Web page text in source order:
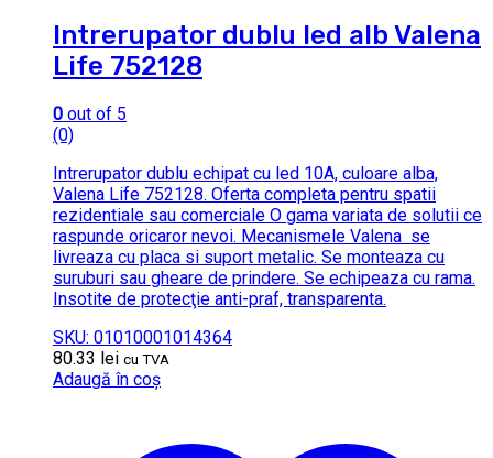
Intrerupator dublu led alb Valena
Life 752128
0 out of 5
(0)
Intrerupator dublu echipat cu led 10A, culoare alba,
Valena Life 752128. Oferta completa pentru spatii
rezidentiale sau comerciale O gama variata de solutii ce
raspunde oricaror nevoi. Mecanismele Valena se
livreaza cu placa si suport metalic. Se monteaza cu
suruburi sau gheare de prindere. Se echipeaza cu rama.
Insotite de protecţie anti-praf, transparenta.
SKU: 01010001014364
80.33 lei cu TVA
Adaugă în coș